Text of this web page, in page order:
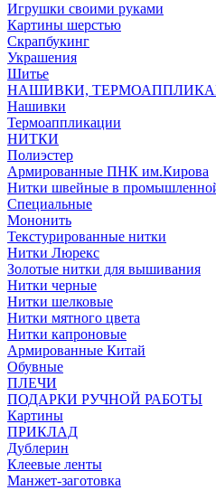
Игрушки своими руками
Картины шерстью
Скрапбукинг
Украшения
Шитье
НАШИВКИ,
Нашивки
Термоаппликации
НИТКИ
Полиэстер
Армированные ПНК им.Кирова
Нитки швейные в
Специальные
Мононить
Текстурированные нитки
Нитки Люрекс
Золотые нитки для вышивания
Нитки черные
Нитки шелковые
Нитки мятного цвета
Нитки капроновые
Армированные Китай
Обувные
ПЛЕЧИ
ПОДАРКИ РУЧНОЙ РАБОТЫ
Картины
ПРИКЛАД
Дублерин
Клеевые ленты
Манжет-заготовка